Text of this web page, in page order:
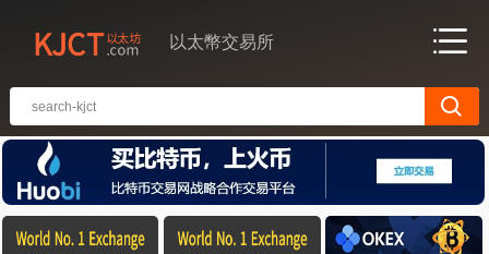
以太幣交易所